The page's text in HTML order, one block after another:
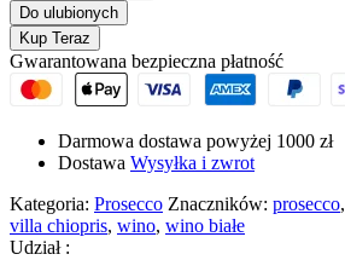
Prosecco
Spumante,
wino
białe
Do ulubionych
Kup Teraz
Gwarantowana bezpieczna płatność
Darmowa dostawa powyżej 1000 zł
Dostawa Wysyłka i zwrot
Kategoria: Prosecco Znaczników: prosecco,
villa chiopris, wino, wino białe
Udział :